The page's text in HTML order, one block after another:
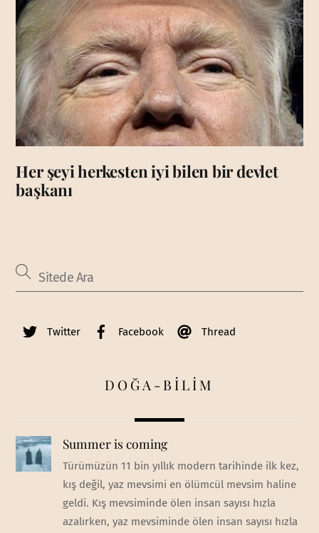
Her şeyi herkesten iyi bilen bir devlet
başkanı
Twitter Facebook Thread
DOĞA-BİLİM
Summer is coming
Türümüzün 11 bin yıllık modern tarihinde ilk kez,
kış değil, yaz mevsimi en ölümcül mevsim haline
geldi. Kış mevsiminde ölen insan sayısı hızla
azalırken, yaz mevsiminde ölen insan sayısı hızla